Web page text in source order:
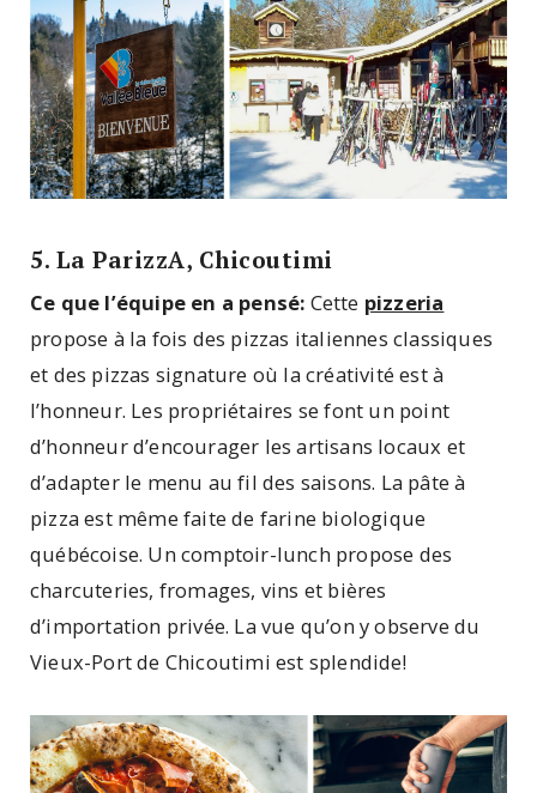
5. La ParizzA, Chicoutimi
Ce que l’équipe en a pensé: Cette pizzeria
propose à la fois des pizzas italiennes classiques
et des pizzas signature où la créativité est à
l’honneur. Les propriétaires se font un point
d’honneur d’encourager les artisans locaux et
d’adapter le menu au fil des saisons. La pâte à
pizza est même faite de farine biologique
québécoise. Un comptoir-lunch propose des
charcuteries, fromages, vins et bières
d’importation privée. La vue qu’on y observe du
Vieux-Port de Chicoutimi est splendide!